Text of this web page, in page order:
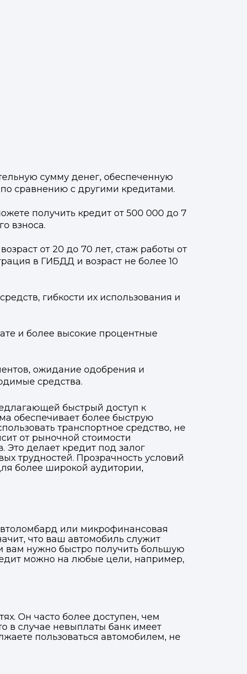
сумму денег, обеспеченную
сравнению с другими кредитами.
получить кредит от 500 000 до 7
взноса.
от 20 до 70 лет, стаж работы от
в ГИБДД и возраст не более 10
гибкости их использования и
и более высокие процентные
ожидание одобрения и
средства.
быстрый доступ к
обеспечивает более быструю
транспортное средство, не
от рыночной стоимости
Это делает кредит под залог
трудностей. Прозрачность условий
более широкой аудитории,
или микрофинансовая
что ваш автомобиль служит
вам нужно быстро получить большую
можно на любые цели, например,
Он часто более доступен, чем
в случае невыплаты банк имеет
пользоваться автомобилем, не